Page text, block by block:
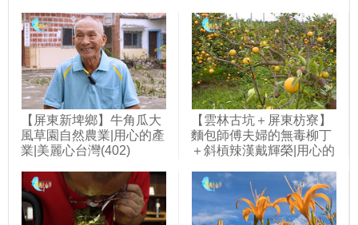
【屏東新埤鄉】牛角瓜大
風草園自然農業|用心的產
業|美麗心台灣(402)
【雲林古坑＋屏東枋寮】
麵包師傅夫婦的無毒柳丁
＋斜槓辣漢戴輝榮|用心的